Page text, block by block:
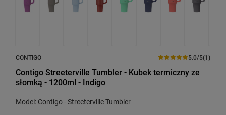
CONTIGO 5.0/5(1)
Contigo Streeterville Tumbler - Kubek termiczny ze
słomką - 1200ml - Indigo
Model: Contigo - Streeterville Tumbler